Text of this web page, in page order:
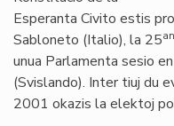
Esperanta Civito estis
Sabloneto (Italio), la 25an
unua Parlamenta sesio
(Svislando). Inter tiuj du
2001 okazis la elektoj